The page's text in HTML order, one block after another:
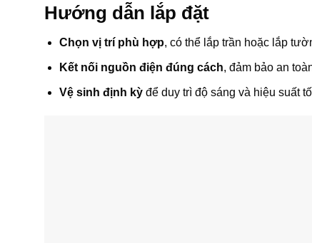
Hướng dẫn lắp đặt
Chọn vị trí phù hợp, có thể lắp trần hoặc lắp
Kết nối nguồn điện đúng cách, đảm bảo an
Vệ sinh định kỳđể duy trì độ sáng và hiệu suất